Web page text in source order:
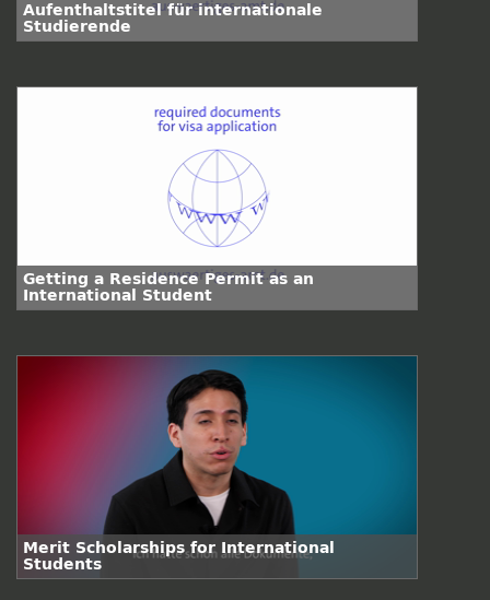
Aufenthaltstitel für internationale
Studierende
Getting a Residence Permit as an
International Student
Merit Scholarships for International
Students